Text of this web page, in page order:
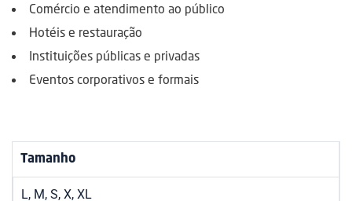
Comércio e atendimento ao público
Hotéis e restauração
Instituições públicas e privadas
Eventos corporativos e formais
Tamanho
L, M, S, X, XL